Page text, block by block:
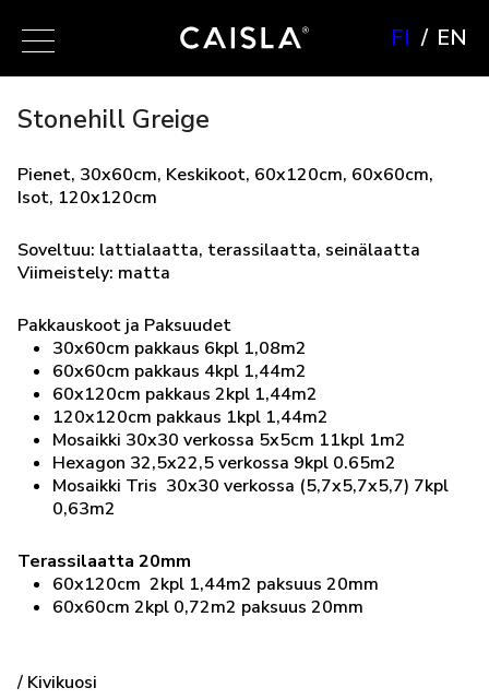
FI EN
Stonehill Greige
Pienet, 30x60cm, Keskikoot, 60x120cm, 60x60cm,
Isot, 120x120cm
Soveltuu: lattialaatta, terassilaatta, seinälaatta
Viimeistely: matta
Pakkauskoot ja Paksuudet
30x60cm pakkaus 6kpl 1,08m2
60x60cm pakkaus 4kpl 1,44m2
60x120cm pakkaus 2kpl 1,44m2
120x120cm pakkaus 1kpl 1,44m2
Mosaikki 30x30 verkossa 5x5cm 11kpl 1m2
Hexagon 32,5x22,5 verkossa 9kpl 0.65m2
Mosaikki Tris 30x30 verkossa (5,7x5,7x5,7) 7kpl
0,63m2
Terassilaatta 20mm
60x120cm 2kpl 1,44m2 paksuus 20mm
60x60cm 2kpl 0,72m2 paksuus 20mm
/ Kivikuosi